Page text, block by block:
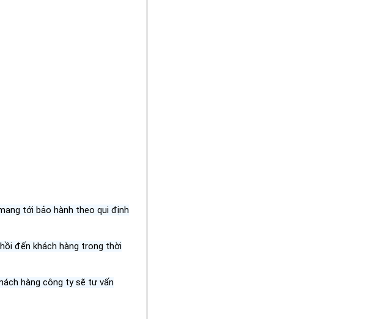
tới bảo hành theo qui định
đến khách hàng trong thời
hàng công ty sẽ tư vấn